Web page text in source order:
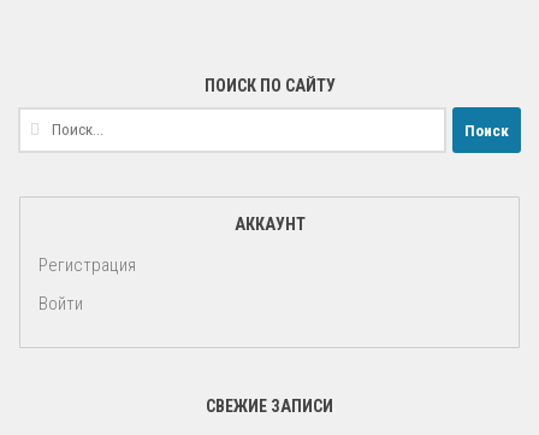
ПОИСК ПО САЙТУ
Найти:
АККАУНТ
Регистрация
Войти
СВЕЖИЕ ЗАПИСИ